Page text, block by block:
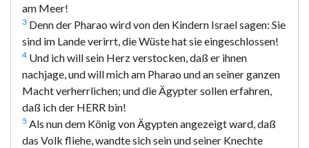
am Meer!
3 Denn der Pharao wird von den Kindern Israel sagen: Sie
sind im Lande verirrt, die Wüste hat sie eingeschlossen!
4 Und ich will sein Herz verstocken, daß er ihnen
nachjage, und will mich am Pharao und an seiner ganzen
Macht verherrlichen; und die Ägypter sollen erfahren,
daß ich der HERR bin!
5 Als nun dem König von Ägypten angezeigt ward, daß
das Volk fliehe, wandte sich sein und seiner Knechte